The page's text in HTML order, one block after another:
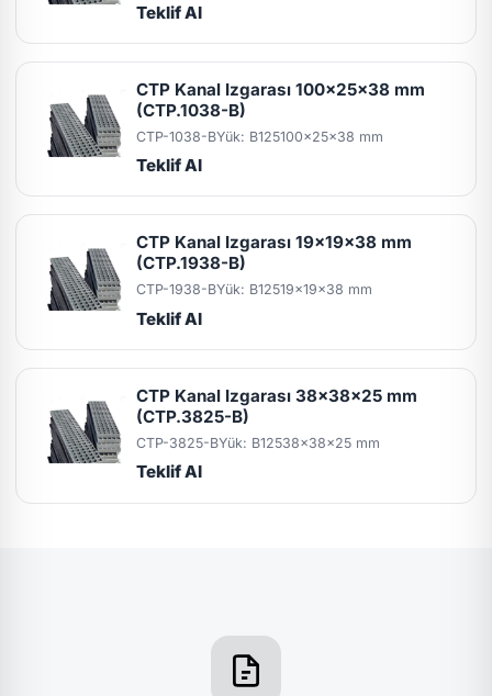
Teklif Al
CTP Kanal Izgarası 100x25x38 mm
(CTP.1038-B)
CTP-1038-BYük: B125100x25x38 mm
Teklif Al
CTP Kanal Izgarası 19x19x38 mm
(CTP.1938-B)
CTP-1938-BYük: B12519x19x38 mm
Teklif Al
CTP Kanal Izgarası 38x38x25 mm
(CTP.3825-B)
CTP-3825-BYük: B12538x38x25 mm
Teklif Al